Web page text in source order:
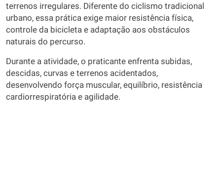
terrenos irregulares. Diferente do ciclismo tradicional
urbano, essa prática exige maior resistência física,
controle da bicicleta e adaptação aos obstáculos
naturais do percurso.
Durante a atividade, o praticante enfrenta subidas,
descidas, curvas e terrenos acidentados,
desenvolvendo força muscular, equilíbrio, resistência
cardiorrespiratória e agilidade.